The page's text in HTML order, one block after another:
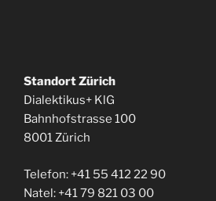
Standort Zürich
Dialektikus+ KlG
Bahnhofstrasse 100
8001 Zürich
Telefon: +41 55 412 22 90
Natel: +41 79 821 03 00